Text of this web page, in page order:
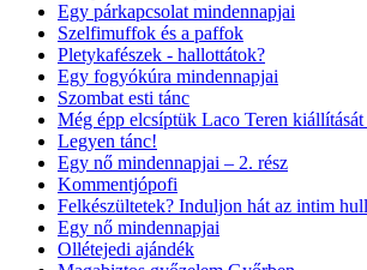
Egy párkapcsolat mindennapjai
Szelfimuffok és a paffok
Pletykafészek - hallottátok?
Egy fogyókúra mindennapjai
Szombat esti tánc
Még épp elcsíptük Laco Teren kiállítását
Legyen tánc!
Egy nő mindennapjai – 2. rész
Kommentjópofi
Felkészültetek? Induljon hát az intim
Egy nő mindennapjai
Ollétejedi ajándék